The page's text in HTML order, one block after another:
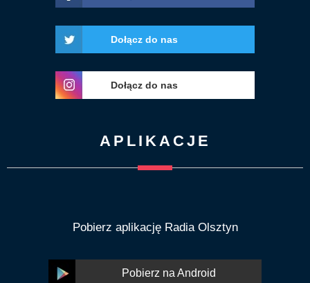
Dołącz do nas
Dołącz do nas
APLIKACJE
Pobierz aplikację Radia Olsztyn
Pobierz na Android